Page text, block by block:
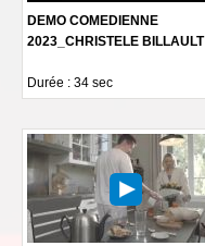
DEMO COMEDIENNE
2023_CHRISTELE BILLAULT
Durée : 34 sec